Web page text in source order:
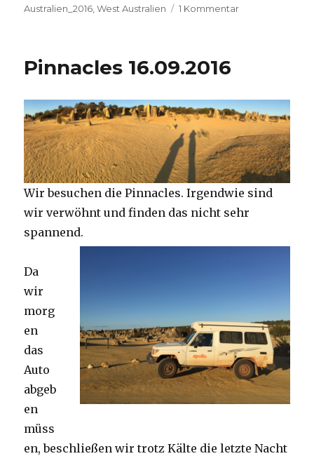
am
Australien_2016 ,West Australien 1 Kommentarzu
Pinnacles 16.09.2016
Wir besuchen die Pinnacles. Irgendwie sind
wir verwöhnt und finden das nicht sehr
spannend.
Da
wir
morg
en
das
Auto
abgeb
en
müss
en, beschließen wir trotz Kälte die letzte Nacht